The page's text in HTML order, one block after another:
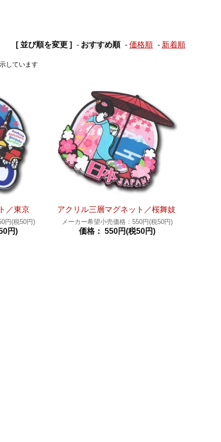
[ 並び順を変更 ] - おすすめ順 - 価格順 - 新着順
しています
／東京
円(税50円)
円)
アクリル三層マグネット／桜舞妓
メーカー希望小売価格：550円(税50円)
価格： 550円(税50円)